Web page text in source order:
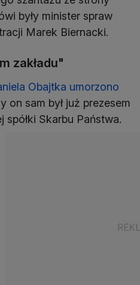
były minister spraw
Marek Biernacki.
zakładu"
Obajtka umorzono
on sam był już prezesem
spółki Skarbu Państwa.